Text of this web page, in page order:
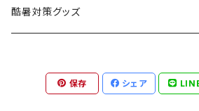
BEDROCK SANDALS
クッキングギア
ヘッドライト／ランタン
アクセサリー
LEDライト
焚火台
七輪、グリル
暖房器具
ガスストーブ
クッキングギア
ヘッドギア
フットウェア
アウトレット
酷暑対策グッズ
保存 シェア